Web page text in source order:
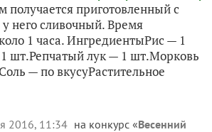
получается приготовленный с
у него сливочный. Время
1 часа. ИнгредиентыРис — 1
шт.Репчатый лук — 1 шт.Морковь
— по вкусуРастительное
2016, 11:34 на конкурс «Весенний